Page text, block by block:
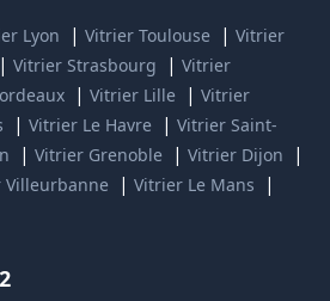
Lyon | Vitrier Toulouse | Vitrier
| Vitrier Strasbourg | Vitrier
| Vitrier Lille | Vitrier
| Vitrier Le Havre | Vitrier Saint-
| Vitrier Grenoble | Vitrier Dijon |
Villeurbanne | Vitrier Le Mans |